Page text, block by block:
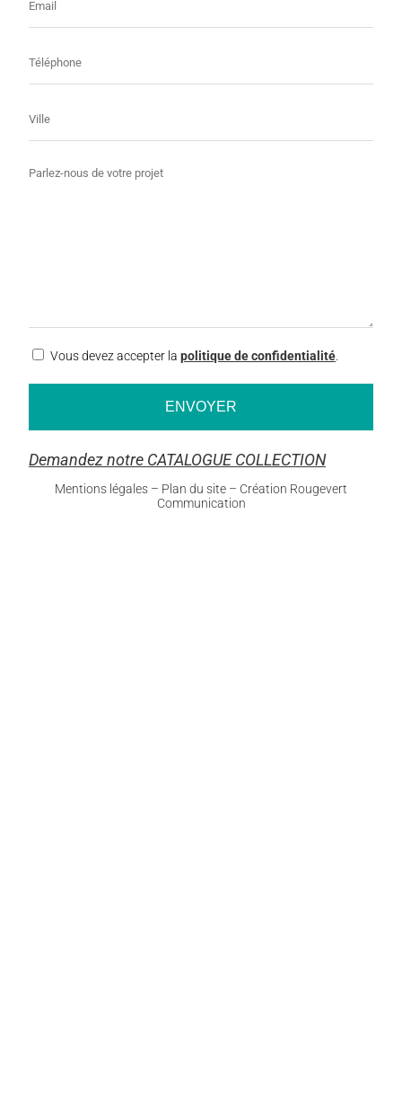
mail
RGPDVous devez accepter la politique de confidentialité
Demandez notre CATALOGUE COLLECTION
Mentions légales – Plan du site – Création Rougevert
Communication